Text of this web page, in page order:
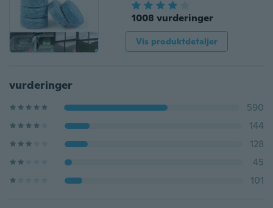
1008 vurderinger
Vis produktdetaljer
vurderinger
590
144
128
45
101